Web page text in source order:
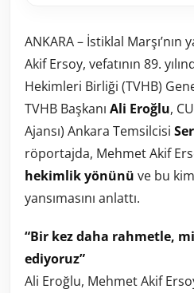
ANKARA – İstiklal
Akif Ersoy, vefatının 89.
Hekimleri Birliği (TVHB)
TVHB Başkanı Ali Eroğlu,
Ajansı) Ankara Temsilcisi
röportajda, Mehmet Akif
hekimlik yönünü ve bu
yansımasını anlattı.
“Bir kez daha rahmetle,
ediyoruz”
Ali Eroğlu, Mehmet Akif